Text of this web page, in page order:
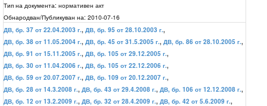
Тип на документа: нормативен акт
Обнародван/Публикуван на: 2010-07-16
ДВ, бр. 37 от 22.04.2003 г., ДВ, бр. 95 от 28.10.2003 г.,
ДВ, бр. 38 от 11.05.2004 г., ДВ, бр. 45 от 31.5.2005 г., ДВ, бр. 86 от 28.10.2005 г.,
ДВ, бр. 91 от 15.11.2005 г., ДВ, бр. 105 от 29.12.2005 г.,
ДВ, бр. 30 от 11.04.2006 г., ДВ, бр. 105 от 22.12.2006 г.,
ДВ, бр. 59 от 20.07.2007 г., ДВ, бр. 109 от 20.12.2007 г.,
ДВ, бр. 28 от 14.3.2008 г., ДВ, бр. 43 от 29.4.2008 г., ДВ, бр. 106 от 12.12.2008 г.,
ДВ, бр. 12 от 13.2.2009 г., ДВ, бр. 32 от 28.4.2009 г., ДВ, бр. 42 от 5.6.2009 г.,